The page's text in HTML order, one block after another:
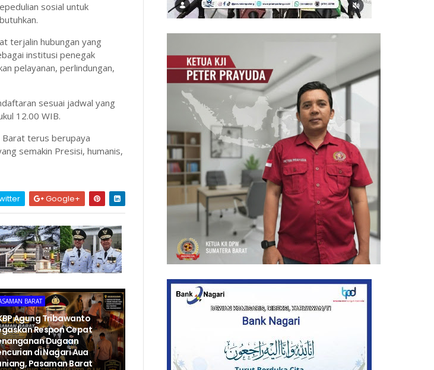
sosial untuk
terjalin hubungan yang
institusi penegak
pelayanan, perlindungan,
sesuai jadwal yang
12.00 WIB.
Barat terus berupaya
semakin Presisi, humanis,
Google+
BARAT
Agung Tribawanto
Respon Cepat
Dugaan
di Nagari Aua
Pasaman Barat